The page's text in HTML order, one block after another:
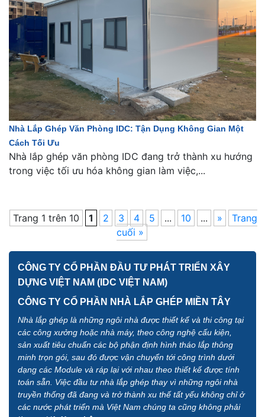
Nhà Lắp Ghép Văn Phòng IDC: Tận Dụng Không Gian Một
Cách Tối Ưu
Nhà lắp ghép văn phòng IDC đang trở thành xu hướng
trong việc tối ưu hóa không gian làm việc,...
Trang 1 trên 10 1 2 3 4 5 ... 10 ... »
Trang
cuối »
CÔNG TY CỔ PHẦN ĐẦU TƯ PHÁT TRIỂN XÂY
DỰNG VIỆT NAM (IDC VIỆT NAM)
CÔNG TY CỔ PHẦN NHÀ LẮP GHÉP MIỀN TÂY
Nhà lắp ghép là những ngôi nhà được thiết kế và thi công tại
các công xưởng hoặc nhà máy, theo công nghệ cấu kiện,
sản xuất tiêu chuẩn các bộ phận định hình tháo lắp thông
minh trọn gói, sau đó được vận chuyển tới công trình dưới
dạng các Module và ráp lại với nhau theo thiết kế được tính
toán sẵn. Việc đầu tư nhà lắp ghép thay vì những ngôi nhà
truyền thống đã đang và trở thành xu thế tất yếu không chỉ ở
các nước phát triển mà Việt Nam chúng ta cũng không phải